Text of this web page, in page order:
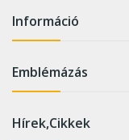
Információ
Emblémázás
Hírek,Cikkek